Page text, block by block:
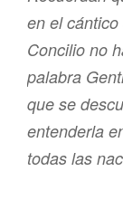
en el
Concilio no
palabra
que se
entenderla
todas las